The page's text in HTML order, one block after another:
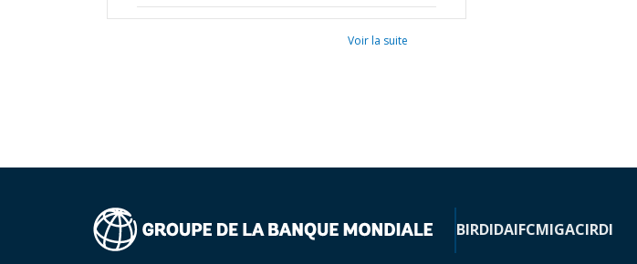
Voir la suite
BIRDIDAIFCMIGACIRDI